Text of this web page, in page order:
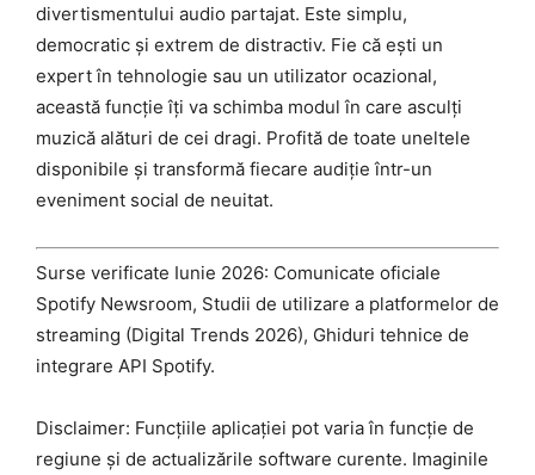
divertismentului audio partajat. Este simplu,
democratic și extrem de distractiv. Fie că ești un
expert în tehnologie sau un utilizator ocazional,
această funcție îți va schimba modul în care asculți
muzică alături de cei dragi. Profită de toate uneltele
disponibile și transformă fiecare audiție într-un
eveniment social de neuitat.
Surse verificate Iunie 2026: Comunicate oficiale
Spotify Newsroom, Studii de utilizare a platformelor de
streaming (Digital Trends 2026), Ghiduri tehnice de
integrare API Spotify.
Disclaimer: Funcțiile aplicației pot varia în funcție de
regiune și de actualizările software curente. Imaginile